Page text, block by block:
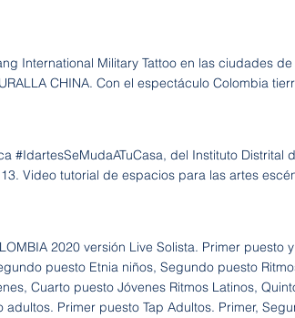
International Military Tattoo en las ciudades
CHINA. Con el espectáculo Colombia
#IdartesSeMudaATuCasa, del Instituto Distrital
Video tutorial de espacios para las artes
2020 versión Live Solista. Primer puesto
puesto Etnia niños, Segundo puesto
Cuarto puesto Jóvenes Ritmos Latinos,
Primer puesto Tap Adultos. Primer,